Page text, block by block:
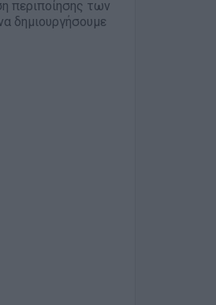
περιποίησης των
δημιουργήσουμε